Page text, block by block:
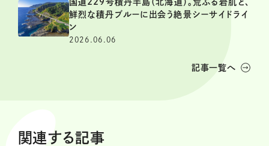
鮮烈な積丹ブルーに出会う絶景シーサイドライ
ン
2026.06.06
記事一覧へ
関連する記事